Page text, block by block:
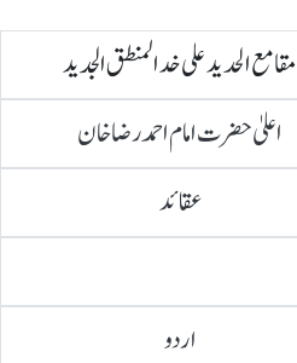
مقامع الحدید علی خد المنطق الجدید
اعلیٰ حضرت امام احمد رضا خان
عقائد
اردو